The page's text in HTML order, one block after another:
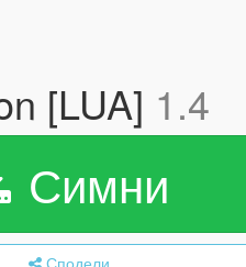
[LUA] 1.4
Симни
Сподели